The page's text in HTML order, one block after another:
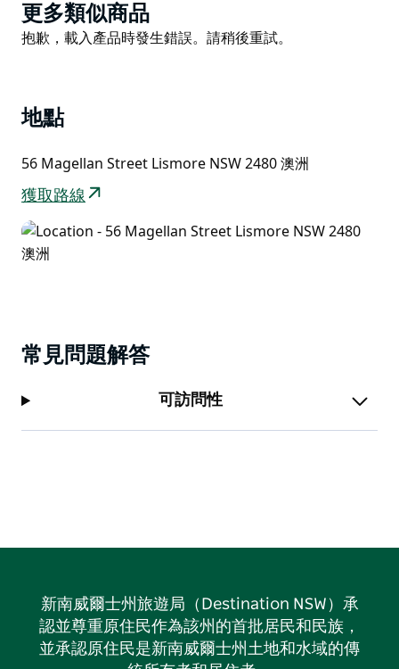
Product
List
更多類似商品
Product
抱歉，載入產品時發生錯誤。請稍後重試。
地點
56 Magellan Street Lismore NSW 2480 澳洲
獲取路線
常見問題解答
可訪問性
新南威爾士州旅遊局（Destination NSW）承
認並尊重原住民作為該州的首批居民和民族，
並承認原住民是新南威爾士州土地和水域的傳